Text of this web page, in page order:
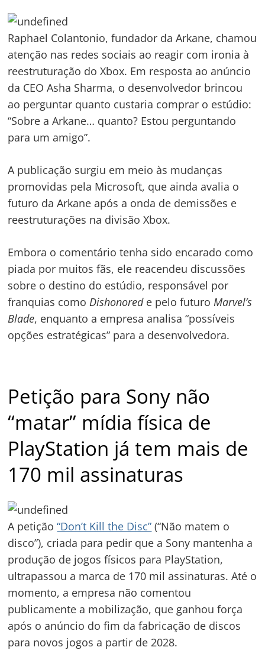
Raphael Colantonio, fundador da Arkane, chamou
atenção nas redes sociais ao reagir com ironia à
reestruturação do Xbox. Em resposta ao anúncio
da CEO Asha Sharma, o desenvolvedor brincou
ao perguntar quanto custaria comprar o estúdio:
“Sobre a Arkane… quanto? Estou perguntando
para um amigo”.
A publicação surgiu em meio às mudanças
promovidas pela Microsoft, que ainda avalia o
futuro da Arkane após a onda de demissões e
reestruturações na divisão Xbox.
Embora o comentário tenha sido encarado como
piada por muitos fãs, ele reacendeu discussões
sobre o destino do estúdio, responsável por
franquias comoDishonorede pelo futuroMarvel’s
Blade, enquanto a empresa analisa “possíveis
opções estratégicas” para a desenvolvedora.
Petição para Sony não
“matar” mídia física de
PlayStation já tem mais de
170 mil assinaturas
A petição“Don’t Kill the Disc” (“Não matem o
disco”), criada para pedir que a Sony mantenha a
produção de jogos físicos para PlayStation,
ultrapassou a marca de 170 mil assinaturas. Até o
momento, a empresa não comentou
publicamente a mobilização, que ganhou força
após o anúncio do fim da fabricação de discos
para novos jogos a partir de 2028.